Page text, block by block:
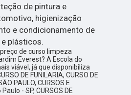
de pintura e
higienização
e condicionamento de
plásticos.
de curso limpeza
Everest? A Escola do
viável, já que disponibiliza
DE FUNILARIA, CURSO DE
PAULO, CURSOS E
- SP, CURSOS DE